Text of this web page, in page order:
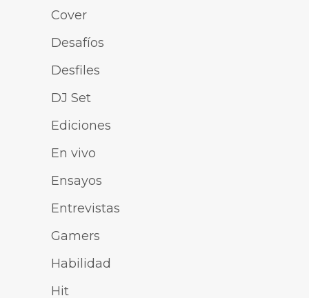
Cover
Desafíos
Desfiles
DJ Set
Ediciones
En vivo
Ensayos
Entrevistas
Gamers
Habilidad
Hit